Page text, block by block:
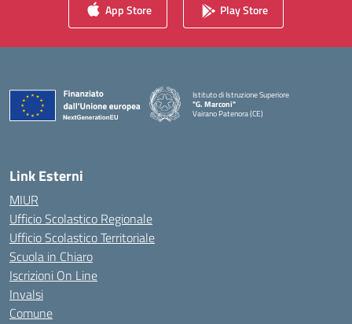
App Store Play Store
Istituto di Istruzione Superiore
"G. Marconi"
Vairano Patenora (CE)
Link Esterni
MIUR
Ufficio Scolastico Regionale
Ufficio Scolastico Territoriale
Scuola in Chiaro
Iscrizioni On Line
Invalsi
Comune